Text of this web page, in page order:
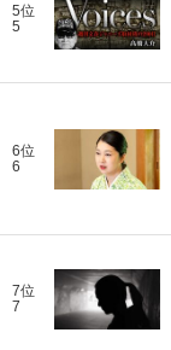
5位
5
6位
6
7位
7